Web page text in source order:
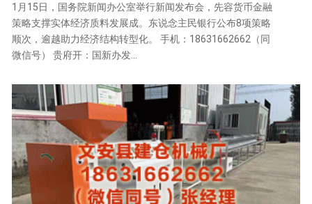
1月15日，国务院新闻办公室举行新闻发布会，先容货币金融
策略支撑实体经济质料发展成。东说念主民银行公布8项策略
顺次，逾越助力经济结构转型化。 手机：18631662662（同
微信号） 贵府开：国新办发...